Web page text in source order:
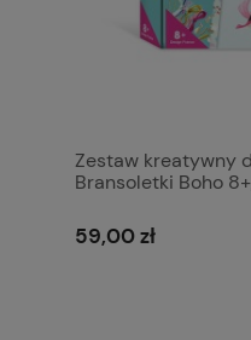
Zestaw kreatywny
Bransoletki Boho
59,00 zł